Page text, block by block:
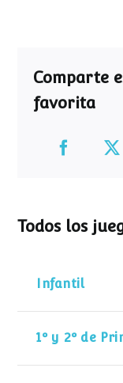
Comparte
favorita
Todos los
Infantil
1º y 2º de